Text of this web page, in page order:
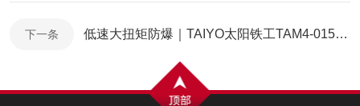
下一条 低速大扭矩防爆｜TAIYO太阳铁工TAM4-015LG200活塞式减速气动马达全解析